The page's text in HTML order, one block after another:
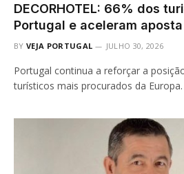
DECORHOTEL: 66% dos
Portugal e aceleram
BY VEJA PORTUGAL JULHO 30, 2026
Portugal continua a reforçar a
turísticos mais procurados da